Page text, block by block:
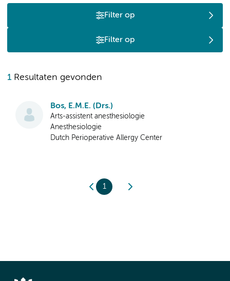
Filter op
Filter op
1Resultaten gevonden
Bos, E.M.E. (Drs.)
Arts-assistent anesthesiologie
Anesthesiologie
Dutch Perioperative Allergy Center
1